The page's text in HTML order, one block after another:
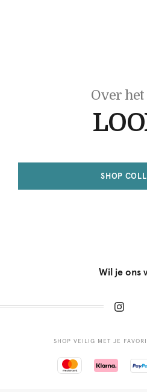
Over
SHOP
Wil je ons
SHOP VEILIG MET JE